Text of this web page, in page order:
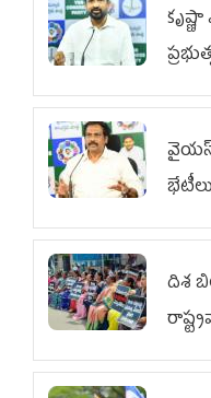
వైయ‌స్
భేటీలు
దిశ